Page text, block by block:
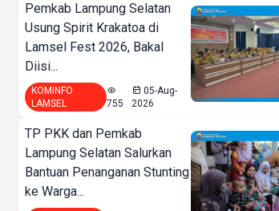
Pemkab Lampung Selatan
Usung Spirit Krakatoa di
Lamsel Fest 2026, Bakal
Diisi...
KOMINFO
LAMSEL
755
05-Aug-
2026
TP PKK dan Pemkab
Lampung Selatan Salurkan
Bantuan Penanganan Stunting
ke Warga...